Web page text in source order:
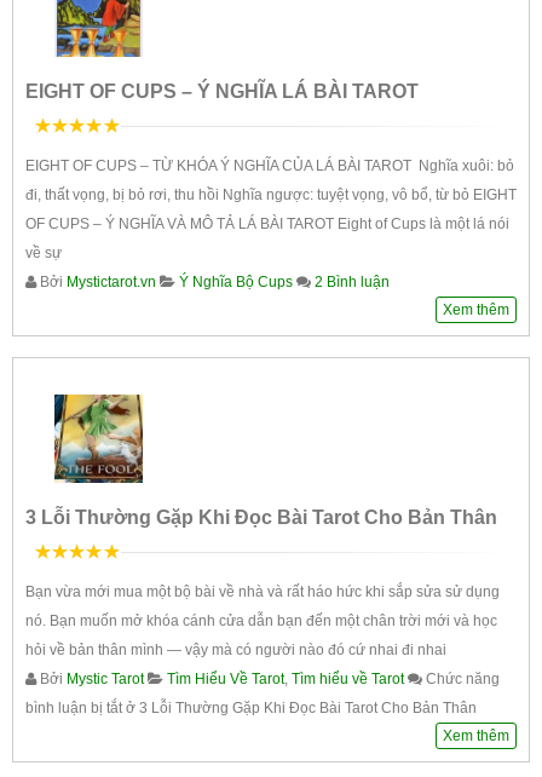
EIGHT OF CUPS – Ý NGHĨA LÁ BÀI TAROT
EIGHT OF CUPS – TỪ KHÓA Ý NGHĨA CỦA LÁ BÀI TAROT Nghĩa xuôi: bỏ
đi, thất vọng, bị bỏ rơi, thu hồi Nghĩa ngược: tuyệt vọng, vô bổ, từ bỏ EIGHT
OF CUPS – Ý NGHĨA VÀ MÔ TẢ LÁ BÀI TAROT Eight of Cups là một lá nói
về sự
Bởi Mystictarot.vn Ý Nghĩa Bộ Cups
2 Bình luận
Xem thêm
3 Lỗi Thường Gặp Khi Đọc Bài Tarot Cho Bản Thân
Bạn vừa mới mua một bộ bài về nhà và rất háo hức khi sắp sửa sử dụng
nó. Bạn muốn mở khóa cánh cửa dẫn bạn đến một chân trời mới và học
hỏi về bản thân mình — vậy mà có người nào đó cứ nhai đi nhai
Bởi Mystic Tarot Tìm Hiểu Về Tarot, Tìm hiểu về Tarot
Chức năng
bình luận bị tắtở 3 Lỗi Thường Gặp Khi Đọc Bài Tarot Cho Bản Thân
Xem thêm